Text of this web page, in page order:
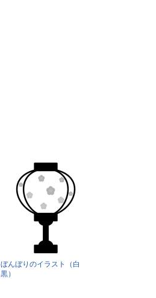
ぼんぼりのイラスト（白
黒）